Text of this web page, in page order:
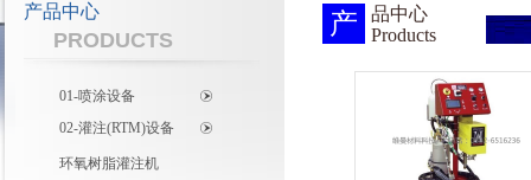
产品中心
PRODUCTS
01-喷涂设备
02-灌注(RTM)设备
环氧树脂灌注机
产
品中心
Products